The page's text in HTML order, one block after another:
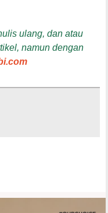
ulang, dan atau
namun dengan